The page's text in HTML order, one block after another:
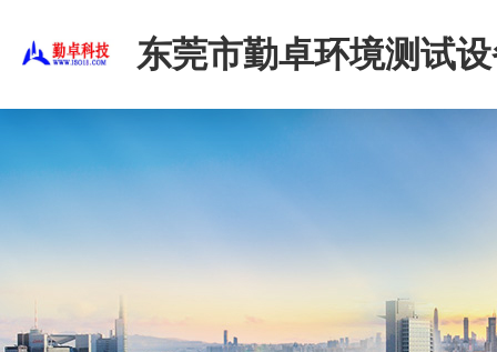
东莞市勤卓环境测试
公司